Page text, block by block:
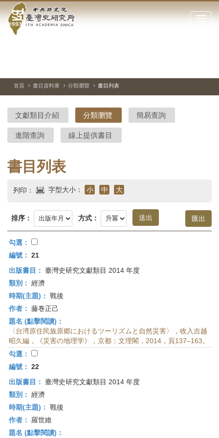
到中
央
院-
臺
灣
史
研
究
首
頁
點
閉
站
停、
圖
圖
結
首頁 書目資料庫 分類瀏覽 書目列表
文獻類目介紹 分類瀏覽 簡易查詢
進階查詢 線上提供書目
書目列表
列印： 字型大小： 小 中 大
排序： 方式：
勾選：
編號： 21
出版書目： 臺灣史研究文獻類目 2014 年度
類別： 經濟
時期(主題)： 戰後
作者： 藤巻正己
題名 (點擊閱讀)：
〈台湾原住民族原郷におけるツーリズムと自然災害〉，收入吉越
昭久編，《災害の地理学》，京都：文理閣，2014，頁137–163。
勾選：
編號： 22
出版書目： 臺灣史研究文獻類目 2014 年度
類別： 經濟
時期(主題)： 戰後
作者： 羅世維
題名 (點擊閱讀)：